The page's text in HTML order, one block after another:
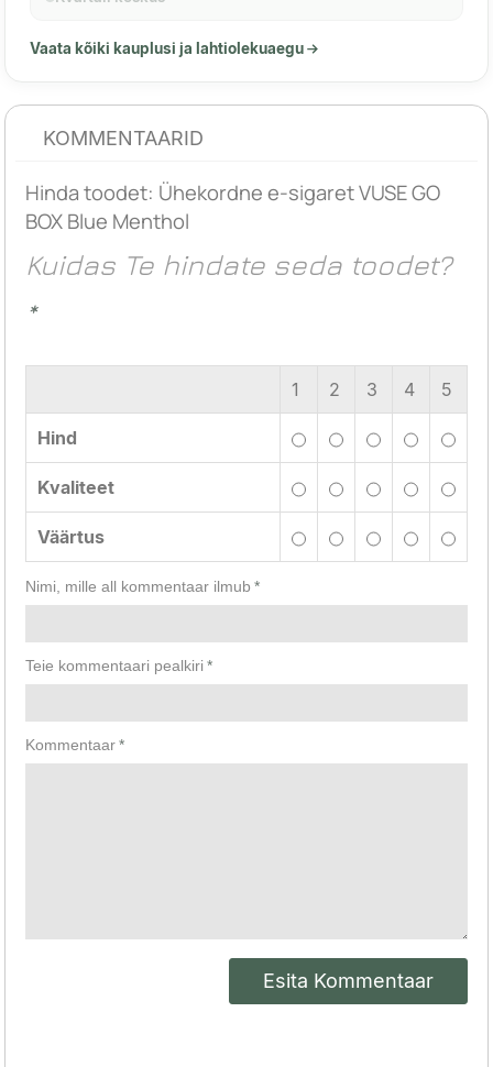
Vaata kõiki kauplusi ja lahtiolekuaegu
KOMMENTAARID
Hinda toodet: Ühekordne e-sigaret VUSE GO
BOX Blue Menthol
Kuidas Te hindate seda toodet?
*
1 2 3 4 5
Hind
Kvaliteet
Väärtus
*
Nimi, mille all kommentaar ilmub
*
Teie kommentaari pealkiri
*
Kommentaar
Esita Kommentaar